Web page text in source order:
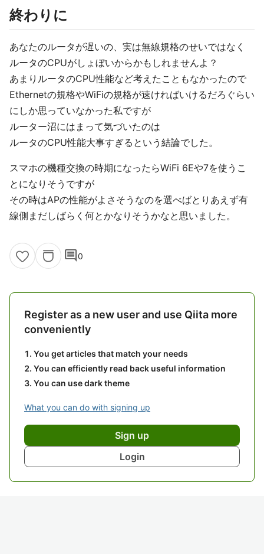
終わりに
あなたのルータが遅いの、実は無線規格のせいではなく
ルータのCPUがしょぼいからかもしれませんよ？
あまりルータのCPU性能など考えたこともなかったので
Ethernetの規格やWiFiの規格が速ければいけるだろぐらい
にしか思っていなかった私ですが
ルーター沼にはまって気づいたのは
ルータのCPU性能大事すぎるという結論でした。
スマホの機種交換の時期になったらWiFi 6Eや7を使うこ
とになりそうですが
その時はAPの性能がよさそうなのを選べばとりあえず有
線側まだしばらく何とかなりそうかなと思いました。
comment0
Register as a new user and use Qiita more
conveniently
You get articles that match your needs
You can efficiently read back useful information
You can use dark theme
What you can do with signing up
Sign up
Login